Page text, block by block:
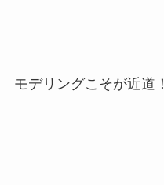
モデリングこそが近道！